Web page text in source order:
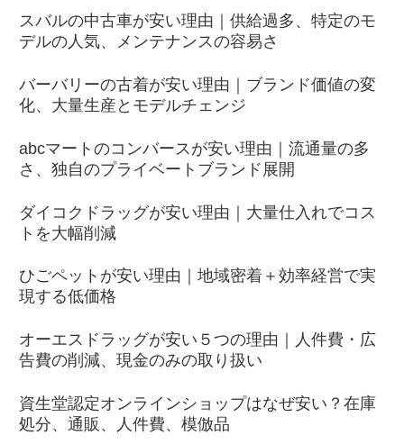
スバルの中古車が安い理由｜供給過多、特定のモ
デルの人気、メンテナンスの容易さ
バーバリーの古着が安い理由｜ブランド価値の変
化、大量生産とモデルチェンジ
abcマートのコンバースが安い理由｜流通量の多
さ、独自のプライベートブランド展開
ダイコクドラッグが安い理由｜大量仕入れでコス
トを大幅削減
ひごペットが安い理由｜地域密着＋効率経営で実
現する低価格
オーエスドラッグが安い５つの理由｜人件費・広
告費の削減、現金のみの取り扱い
資生堂認定オンラインショップはなぜ安い？在庫
処分、通販、人件費、模倣品